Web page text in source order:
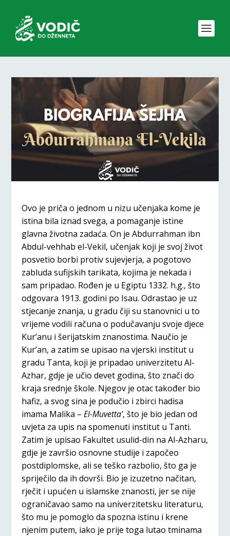
Ovo je priča o jednom u nizu učenjaka kome je
istina bila iznad svega, a pomaganje istine
glavna životna zadaća. On je Abdurrahman ibn
Abdul-vehhab el-Vekil, učenjak koji je svoj život
posvetio borbi protiv sujevjerja, a pogotovo
zabluda sufijskih tarikata, kojima je nekada i
sam pripadao. Rođen je u Egiptu 1332. h.g., što
odgovara 1913. godini po Isau. Odrastao je uz
stjecanje znanja, u gradu čiji su stanovnici u to
vrijeme vodili računa o podučavanju svoje djece
Kur’anu i šerijatskim znanostima. Naučio je
Kur’an, a zatim se upisao na vjerski institut u
gradu Tanta, koji je pripadao univerzitetu Al-
Azhar, gdje je učio devet godina, što znači do
kraja srednje škole. Njegov je otac također bio
hafiz, a svog sina je podučio i zbirci hadisa
imama Malika –El-Muvetta’, što je bio jedan od
uvjeta za upis na spomenuti institut u Tanti.
Zatim je upisao Fakultet usulid-din na Al-Azharu,
gdje je završio osnovne studije i započeo
postdiplomske, ali se teško razbolio, što ga je
spriječilo da ih dovrši. Bio je izuzetno načitan,
rječit i upućen u islamske znanosti, jer se nije
ograničavao samo na univerzitetsku literaturu,
što mu je pomoglo da spozna istinu i krene
njenim putem, iako je prije toga lutao tminama